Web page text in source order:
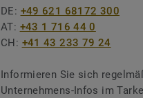
DE: +49 621 68172 300
AT: +43 1 716 44 0
CH: +41 43 233 79 24
Informieren Sie sich
Unternehmens-Infos im